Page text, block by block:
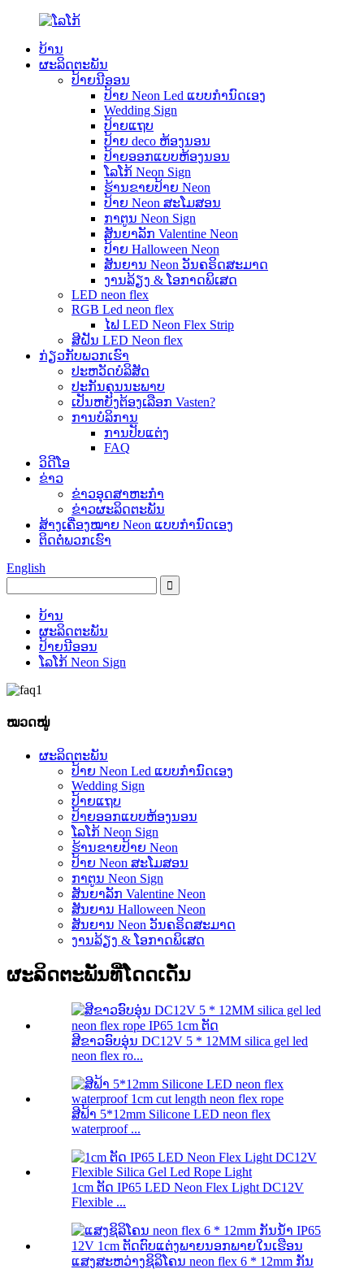
ບ້ານ
ຜະລິດຕະພັນ
ປ້າຍນີອອນ
ປ້າຍ Neon Led ແບບກຳນົດເອງ
Wedding Sign
ປ້າຍແຖບ
ປ້າຍ deco ຫ້ອງນອນ
ປ້າຍອອກແບບຫ້ອງນອນ
ໂລໂກ້ Neon Sign
ຮ້ານຂາຍປ້າຍ Neon
ປ້າຍ Neon ສະໂມສອນ
ກາຕູນ Neon Sign
ສັນຍາລັກ Valentine Neon
ປ້າຍ Halloween Neon
ສັນ​ຍານ Neon ວັນ​ຄຣິດ​ສະ​ມາດ​
ງານລ້ຽງ & ໂອກາດພິເສດ
LED neon flex
RGB Led neon flex
ໄຟ LED Neon Flex Strip
ສີຝັນ LED Neon flex
ກ່ຽວ​ກັບ​ພວກ​ເຮົາ
ປະ​ຫວັດ​ບໍ​ລິ​ສັດ
ປະ​ກັນ​ຄຸນ​ນະ​ພາບ
ເປັນຫຍັງຕ້ອງເລືອກ Vasten?
ການບໍລິການ
ການປັບແຕ່ງ
FAQ
ວິດີໂອ
ຂ່າວ
ຂ່າວອຸດສາຫະກໍາ
ຂ່າວຜະລິດຕະພັນ
ສ້າງເຄື່ອງໝາຍ Neon ແບບກຳນົດເອງ
ຕິດ​ຕໍ່​ພວກ​ເຮົາ
English
ບ້ານ
ຜະລິດຕະພັນ
ປ້າຍນີອອນ
ໂລໂກ້ Neon Sign
ໝວດໝູ່
ຜະລິດຕະພັນ
ປ້າຍ Neon Led ແບບກຳນົດເອງ
Wedding Sign
ປ້າຍແຖບ
ປ້າຍອອກແບບຫ້ອງນອນ
ໂລໂກ້ Neon Sign
ຮ້ານຂາຍປ້າຍ Neon
ປ້າຍ Neon ສະໂມສອນ
ກາຕູນ Neon Sign
ສັນຍາລັກ Valentine Neon
ສັນຍານ Halloween Neon
ສັນ​ຍານ Neon ວັນ​ຄຣິດ​ສະ​ມາດ​
ງານລ້ຽງ & ໂອກາດພິເສດ
ຜະລິດຕະພັນທີ່ໂດດເດັ່ນ
ສີຂາວອົບອຸ່ນ DC12V 5 * 12MM silica gel led
neon flex ro...
ສີຟ້າ 5*12mm Silicone LED neon flex
waterproof ...
1cm ຕັດ IP65 LED Neon Flex Light DC12V
Flexible ...
ແສງສະຫວ່າງຊິລິໂຄນ neon flex 6 * 12mm ກັນ